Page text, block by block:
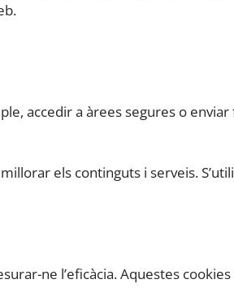
accedir a àrees segures o
els continguts i serveis.
ne l’eficàcia. Aquestes